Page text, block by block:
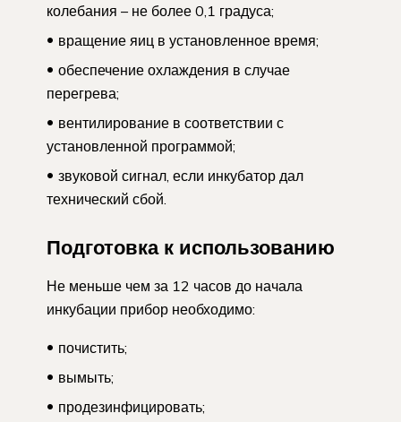
колебания – не более 0,1 градуса;
вращение яиц в установленное время;
обеспечение охлаждения в случае
перегрева;
вентилирование в соответствии с
установленной программой;
звуковой сигнал, если инкубатор дал
технический сбой.
Подготовка к использованию
Не меньше чем за 12 часов до начала
инкубации прибор необходимо:
почистить;
вымыть;
продезинфицировать;